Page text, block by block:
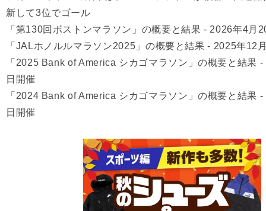
新して3位でゴール
「第130回ボストンマラソン」の概要と結果 - 2026年4月
「JALホノルルマラソン2025」の概要と結果 - 2025年12
「2025 Bank of America シカゴマラソン」の概要と結果
日開催
「2024 Bank of America シカゴマラソン」の概要と結果
日開催